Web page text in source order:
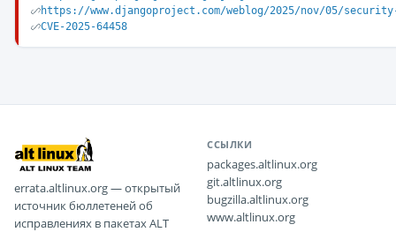
https://www.djangoproject.com/weblog/2025/nov/05/
CVE-2025-64458
errata.altlinux.org — открытый
источник бюллетеней об
исправлениях в пакетах ALT
ССЫЛКИ
packages.altlinux.org
git.altlinux.org
bugzilla.altlinux.org
www.altlinux.org